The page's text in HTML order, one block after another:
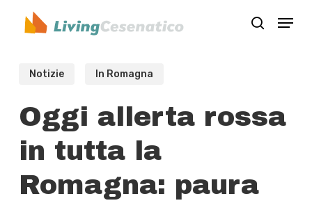
search
Menu
Notizie In Romagna
Oggi allerta rossa
in tutta la
Romagna: paura